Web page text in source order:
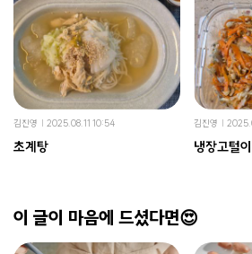
김진영 2025.08.11 10:54
초계탕
김진영
냉장고털
이 글이 마음에 드셨다면😍